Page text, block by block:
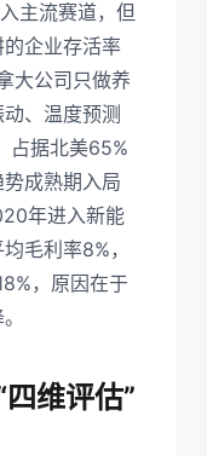
主流赛道，但
企业存活率
大公司只做养
、温度预测
占据北美65%
成熟期入局
年进入新能
毛利率8%，
，原因在于
维评估”